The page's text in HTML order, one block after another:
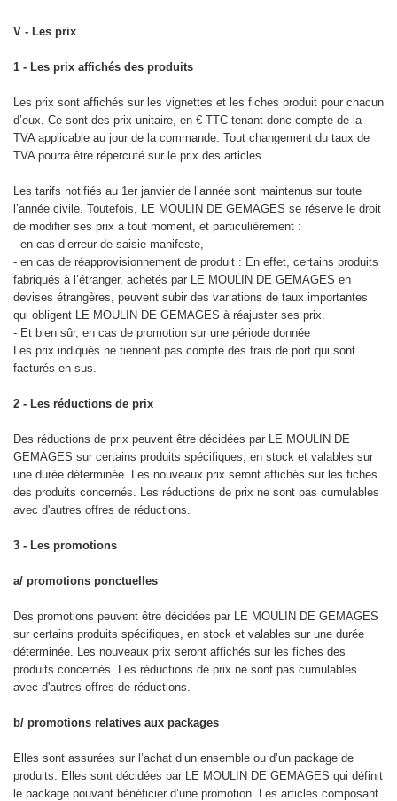
V - Les prix
1 - Les prix affichés des produits
Les prix sont affichés sur les vignettes et les fiches produit pour chacun
d’eux. Ce sont des prix unitaire, en € TTC tenant donc compte de la
TVA applicable au jour de la commande. Tout changement du taux de
TVA pourra être répercuté sur le prix des articles.
Les tarifs notifiés au 1er janvier de l’année sont maintenus sur toute
l’année civile. Toutefois, LE MOULIN DE GEMAGES se réserve le droit
de modifier ses prix à tout moment, et particulièrement :
- en cas d’erreur de saisie manifeste,
- en cas de réapprovisionnement de produit : En effet, certains produits
fabriqués à l’étranger, achetés par LE MOULIN DE GEMAGES en
devises étrangères, peuvent subir des variations de taux importantes
qui obligent LE MOULIN DE GEMAGES à réajuster ses prix.
- Et bien sûr, en cas de promotion sur une période donnée
Les prix indiqués ne tiennent pas compte des frais de port qui sont
facturés en sus.
2 - Les réductions de prix
Des réductions de prix peuvent être décidées par LE MOULIN DE
GEMAGES sur certains produits spécifiques, en stock et valables sur
une durée déterminée. Les nouveaux prix seront affichés sur les fiches
des produits concernés. Les réductions de prix ne sont pas cumulables
avec d'autres offres de réductions.
3 - Les promotions
a/ promotions ponctuelles
Des promotions peuvent être décidées par LE MOULIN DE GEMAGES
sur certains produits spécifiques, en stock et valables sur une durée
déterminée. Les nouveaux prix seront affichés sur les fiches des
produits concernés. Les réductions de prix ne sont pas cumulables
avec d'autres offres de réductions.
b/ promotions relatives aux packages
Elles sont assurées sur l’achat d’un ensemble ou d’un package de
produits. Elles sont décidées par LE MOULIN DE GEMAGES qui définit
le package pouvant bénéficier d’une promotion. Les articles composant